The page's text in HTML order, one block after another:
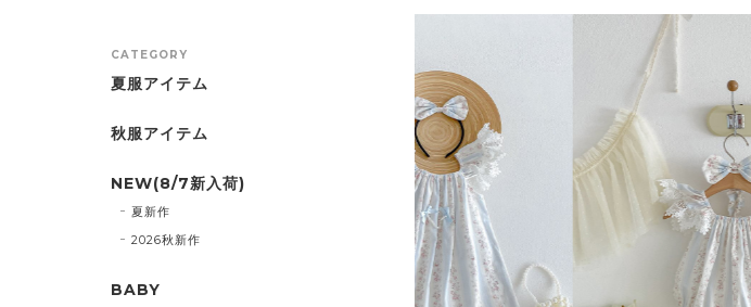
CATEGORY
夏服アイテム
秋服アイテム
NEW(8/7新入荷)
夏新作
2026秋新作
BABY